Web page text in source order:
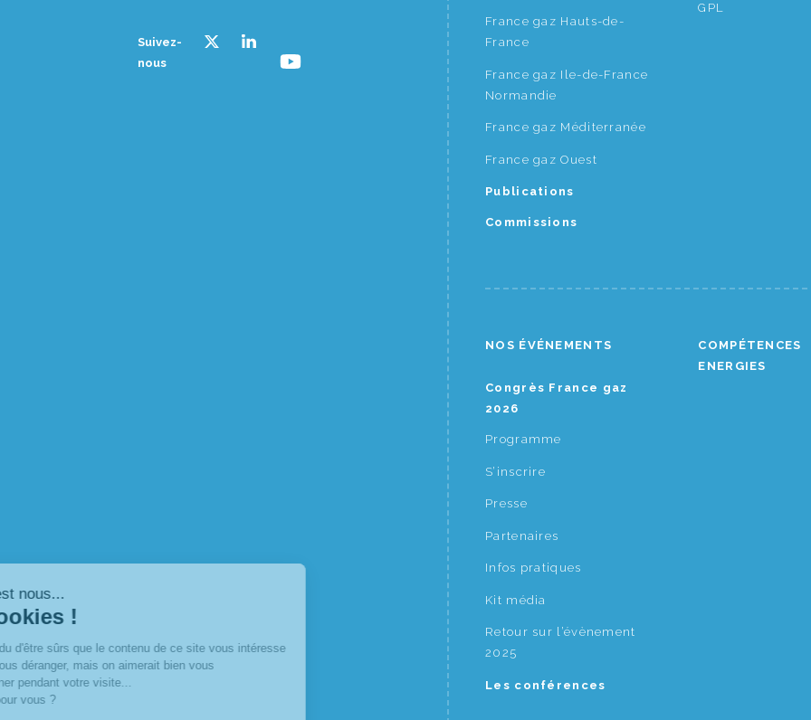
Suivez-
nous
France gaz Hauts-de-
France
France gaz Ile-de-France
Normandie
France gaz Méditerranée
France gaz Ouest
Publications
Commissions
GPL
NOS ÉVÉNEMENTS
Congrès France gaz
2026
Programme
S’inscrire
Presse
Partenaires
Infos pratiques
Kit média
Retour sur l’évènement
2025
Les conférences
COMPÉTENCES
ENERGIES
Salut c'est nous...
les Cookies !
On a attendu d'être sûrs que le contenu de ce site vous intéresse
avant de vous déranger, mais on aimerait bien vous
accompagner pendant votre visite...
C'est OK pour vous ?